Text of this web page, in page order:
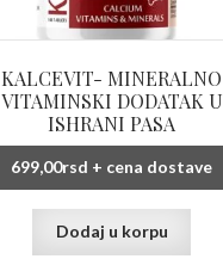
KALCEVIT- MINERALNO
VITAMINSKI DODATAK U
ISHRANI PASA
699,00rsd + cena dostave
Dodaj u korpu